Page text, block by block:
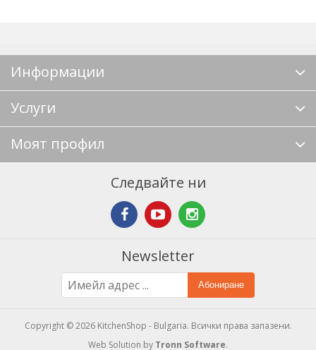
Информации
Услуги
Моят профил
Следвайте ни
Newsletter
Абониране
Copyright © 2026 KitchenShop - Bulgaria. Всички права запазени.
Web Solution by Tronn Software.